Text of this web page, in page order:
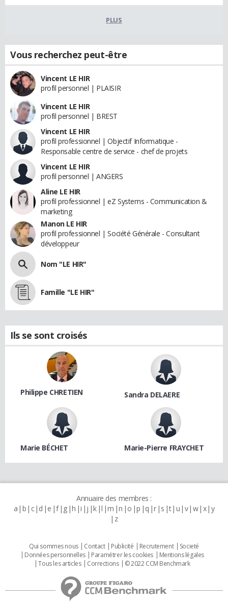
PLUS
Vous recherchez peut-être
Vincent LE HIR
profil personnel | PLAISIR
Vincent LE HIR
profil personnel | BREST
Vincent LE HIR
profil professionnel | Objectif Informatique -
Responsable centre de service - chef de projets
Vincent LE HIR
profil personnel | ANGERS
Aline LE HIR
profil professionnel | eZ Systems - Communication &
marketing
Manon LE HIR
profil professionnel | Société Générale - Consultant
développeur
Nom "LE HIR"
Famille "LE HIR"
Ils se sont croisés
Philippe CHRETIEN Sandra DELAERE
Marie BÉCHET Marie-Pierre FRAYCHET
Annuaire des membres :
a b c d e f g h i j k l m n o p q r s t u v w x y
z
Qui sommes nous Contact Publicité Recrutement
Societé
Données personnelles
Paramétrer les cookies
Mentions légales
Tous les articles
Corrections © 2022 CCM Benchmark